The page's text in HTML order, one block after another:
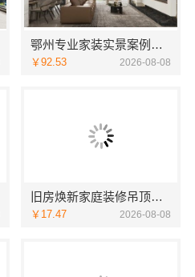
鄂州专业家装实景案例，湖北百年米莱空间美学装饰材料有限公司
￥92.53 2026-08-08
旧房焕新家庭装修吊顶造型，海南万赢饰家新型建筑材料有限公司美学设计
￥17.47 2026-08-08